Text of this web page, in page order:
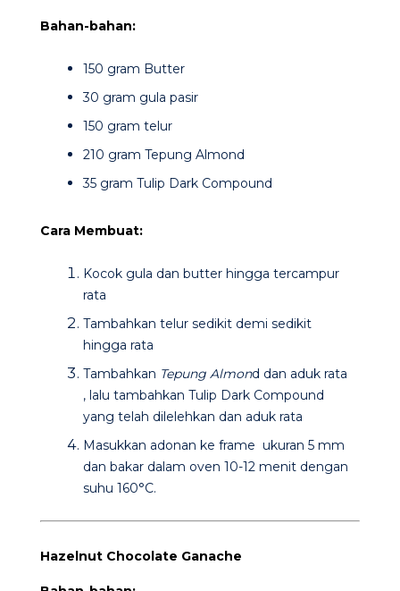
Bahan-bahan:
150 gram Butter
30 gram gula pasir
150 gram telur
210 gram Tepung Almond
35 gram Tulip Dark Compound
Cara Membuat:
Kocok gula dan butter hingga tercampur
rata
Tambahkan telur sedikit demi sedikit
hingga rata
Tambahkan Tepung Almond dan aduk rata
, lalu tambahkan Tulip Dark Compound
yang telah dilelehkan dan aduk rata
Masukkan adonan ke frame ukuran 5 mm
dan bakar dalam oven 10-12 menit dengan
suhu 160°C.
Hazelnut Chocolate Ganache